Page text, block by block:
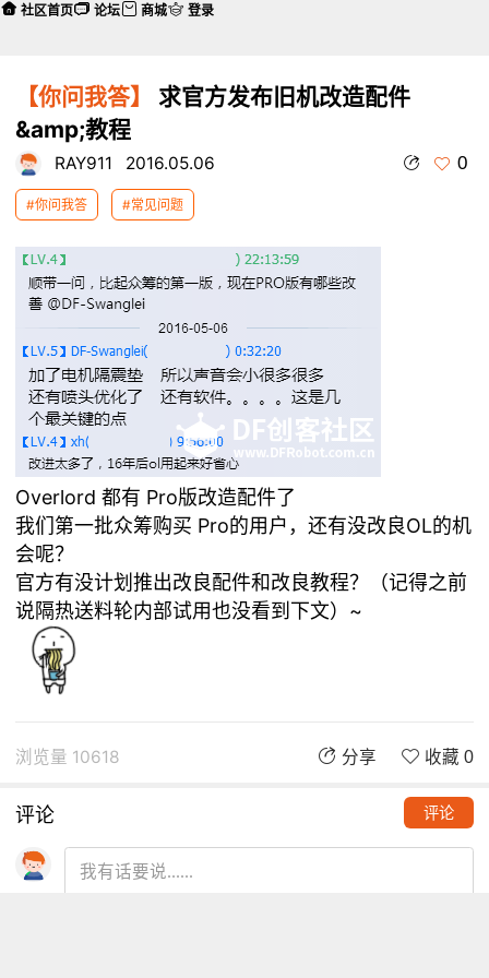
【你问我答】
求官方发布旧机改造配件
&amp;教程
RAY911 2016.05.06 0
#你问我答 #常见问题
Overlord 都有 Pro版改造配件了
我们第一批众筹购买 Pro的用户，还有没改良OL的机
会呢？
官方有没计划推出改良配件和改良教程？（记得之前
说隔热送料轮内部试用也没看到下文）~
浏览量 10618 分享 收藏 0
评论 评论
社区首页 论坛 商城 登录